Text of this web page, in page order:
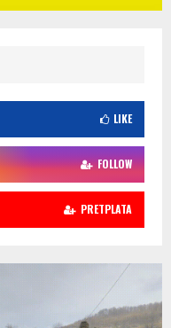
LIKE
FOLLOW
PRETPLATA